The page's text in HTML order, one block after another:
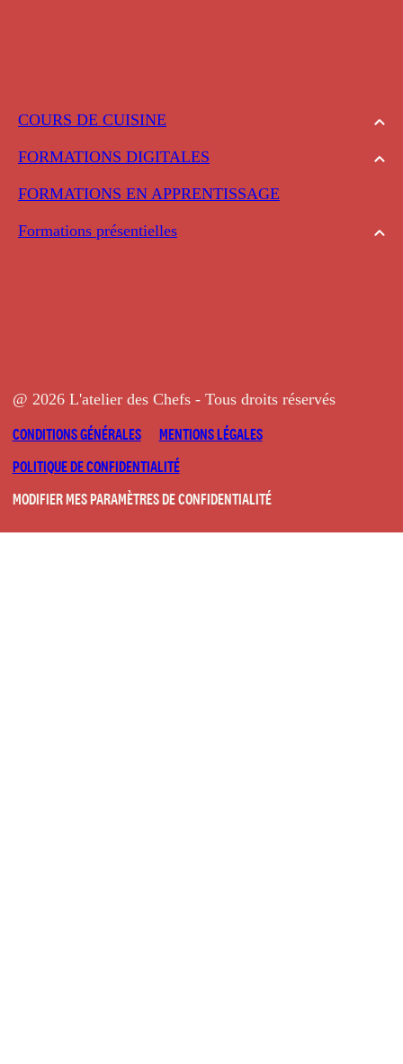
COURS DE CUISINE
FORMATIONS DIGITALES
FORMATIONS EN APPRENTISSAGE
Formations présentielles
@ 2026 L'atelier des Chefs - Tous droits réservés
CONDITIONS GÉNÉRALES
MENTIONS LÉGALES
POLITIQUE DE CONFIDENTIALITÉ
MODIFIER MES PARAMÈTRES DE CONFIDENTIALITÉ